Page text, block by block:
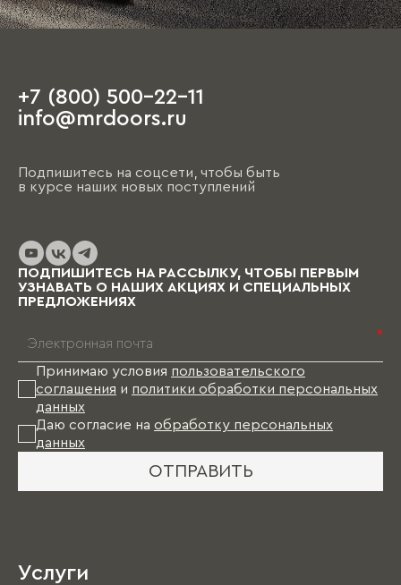
ориентировочными размерами, а также
На этапе чистовой отделки дизайнер
выезжает на объект и предлагает вариант,
стен, напольные покрытия и т.д. При этом
необходимо помнить, что на отрисовку,
обсуждение и согласование проекта и на
выбранных материалов и коллекции), и какое-
то время Вам в этом случае придется пожить
без мебели.
+7 (800) 500-22-11
info@mrdoors.ru
Подпишитесь на соцсети, чтобы быть
в курсе наших новых поступлений
ПОДПИШИТЕСЬ НА РАССЫЛКУ, ЧТОБЫ ПЕРВЫМ
УЗНАВАТЬ О НАШИХ АКЦИЯХ И СПЕЦИАЛЬНЫХ
ПРЕДЛОЖЕНИЯХ
*
Принимаю условия пользовательского
соглашения и политики обработки персональных
данных
Даю согласие на обработку персональных
данных
ОТПРАВИТЬ
Услуги